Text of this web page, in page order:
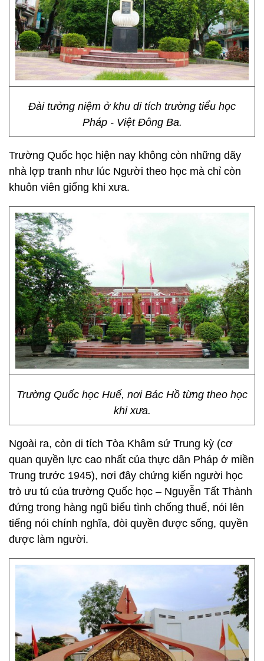
Đài tưởng niệm ở khu di tích trường tiểu học
Pháp - Việt Đông Ba.
Trường Quốc học hiện nay không còn những dãy
nhà lợp tranh như lúc Người theo học mà chỉ còn
khuôn viên giống khi xưa.
Trường Quốc học Huế, nơi Bác Hồ từng theo học
khi xưa.
Ngoài ra, còn di tích Tòa Khâm sứ Trung kỳ (cơ
quan quyền lực cao nhất của thực dân Pháp ở miền
Trung trước 1945), nơi đây chứng kiến người học
trò ưu tú của trường Quốc học – Nguyễn Tất Thành
đứng trong hàng ngũ biểu tình chống thuế, nói lên
tiếng nói chính nghĩa, đòi quyền được sống, quyền
được làm người.